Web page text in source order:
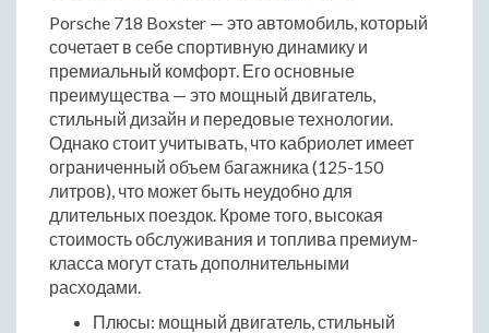
Porsche 718 Boxster — это автомобиль, который
сочетает в себе спортивную динамику и
премиальный комфорт. Его основные
преимущества — это мощный двигатель,
стильный дизайн и передовые технологии.
Однако стоит учитывать, что кабриолет имеет
ограниченный объем багажника (125-150
литров), что может быть неудобно для
длительных поездок. Кроме того, высокая
стоимость обслуживания и топлива премиум-
класса могут стать дополнительными
расходами.
Плюсы: мощный двигатель, стильный